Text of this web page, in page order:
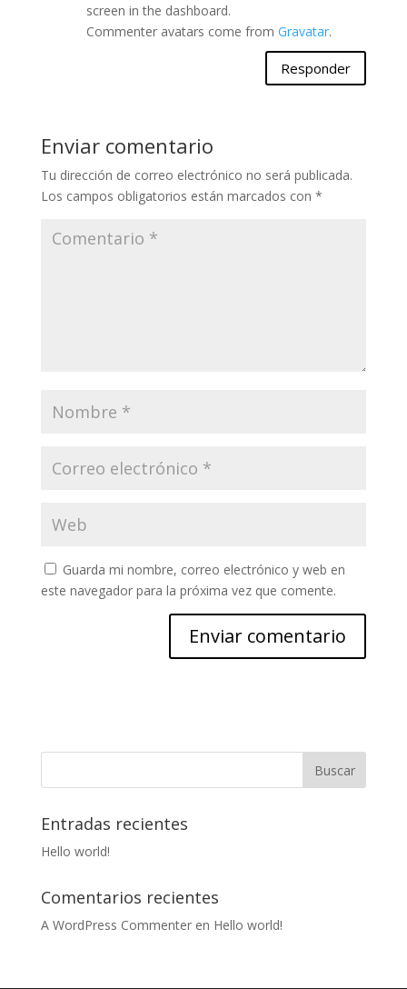
screen in the dashboard.
Commenter avatars come from Gravatar.
Responder
Enviar comentario
Tu dirección de correo electrónico no será publicada.
Los campos obligatorios están marcados con *
Guarda mi nombre, correo electrónico y web en
este navegador para la próxima vez que comente.
Entradas recientes
Hello world!
Comentarios recientes
A WordPress Commenteren Hello world!